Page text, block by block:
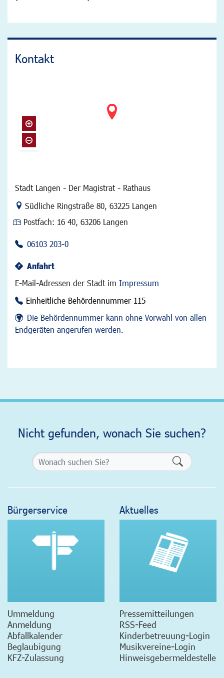
Kontakt
Stadt Langen - Der Magistrat - Rathaus
Link zur Google-Maps Navigation
Südliche Ringstraße 80, 63225 Langen
Postfach: 16 40, 63206 Langen
06103 203-0
Anfahrt
E-Mail-Adressen der Stadt im Impressum
Einheitliche Behördennummer 115
Die Behördennummer kann ohne Vorwahl von allen
Endgeräten angerufen werden.
Nicht gefunden, wonach Sie suchen?
Bürgerservice
Ummeldung
Anmeldung
Abfallkalender
Beglaubigung
KFZ-Zulassung
Aktuelles
Pressemitteilungen
RSS-Feed
Kinderbetreuung-Login
Musikvereine-Login
Hinweisgebermeldestelle